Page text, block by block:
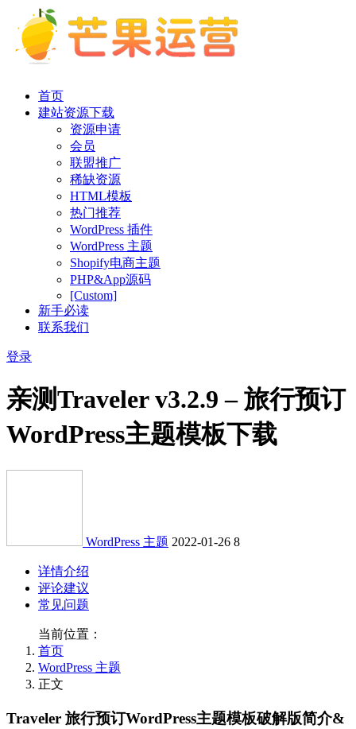
首页
建站资源下载
资源申请
会员
联盟推广
稀缺资源
HTML模板
热门推荐
WordPress 插件
WordPress 主题
Shopify电商主题
PHP&App源码
[Custom]
新手必读
联系我们
登录
亲测Traveler v3.2.9 – 旅行预订
WordPress主题模板下载
WordPress 主题 2022-01-26 8
详情介绍
评论建议
常见问题
当前位置：
首页
WordPress 主题
正文
Traveler 旅行预订WordPress主题模板破解版简介&